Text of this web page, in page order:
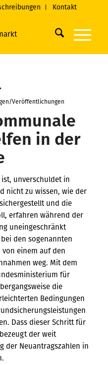
Kontakt
Veröffentlichungen
in der
ist, unverschuldet in
nicht zu wissen, wie der
und die
erfahren während der
uneingeschränkt
den sogenannten
von einem auf den
weg. Mit dem
für
die
Bedingungen
Dass dieser Schritt für
der weit
der Neuantragszahlen in